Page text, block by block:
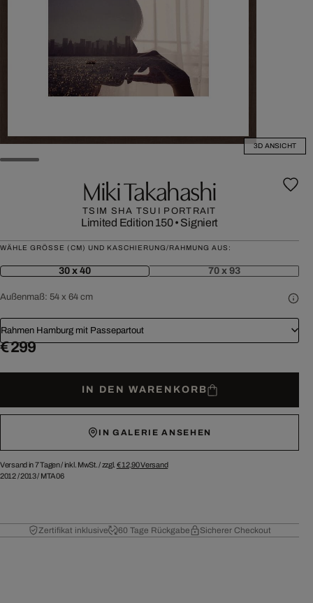
3D ANSICHT
Miki Takahashi
TSIM SHA TSUI PORTRAIT
Limited Edition 150• Signiert
WÄHLE GRÖSSE (CM) UND KASCHIERUNG/RAHMUNG AUS:
30 x 40 70 x 93
Außenmaß: 54 x 64 cm
Rahmen Hamburg mit Passepartout
€ 299
IN DEN WARENKORB
IN GALERIE ANSEHEN
Versand in 7 Tagen /inkl. MwSt. / zzgl. € 12,90Versand
2012/2013/ MTA06
Zertifikat inklusive 60 Tage Rückgabe Sicherer Checkout